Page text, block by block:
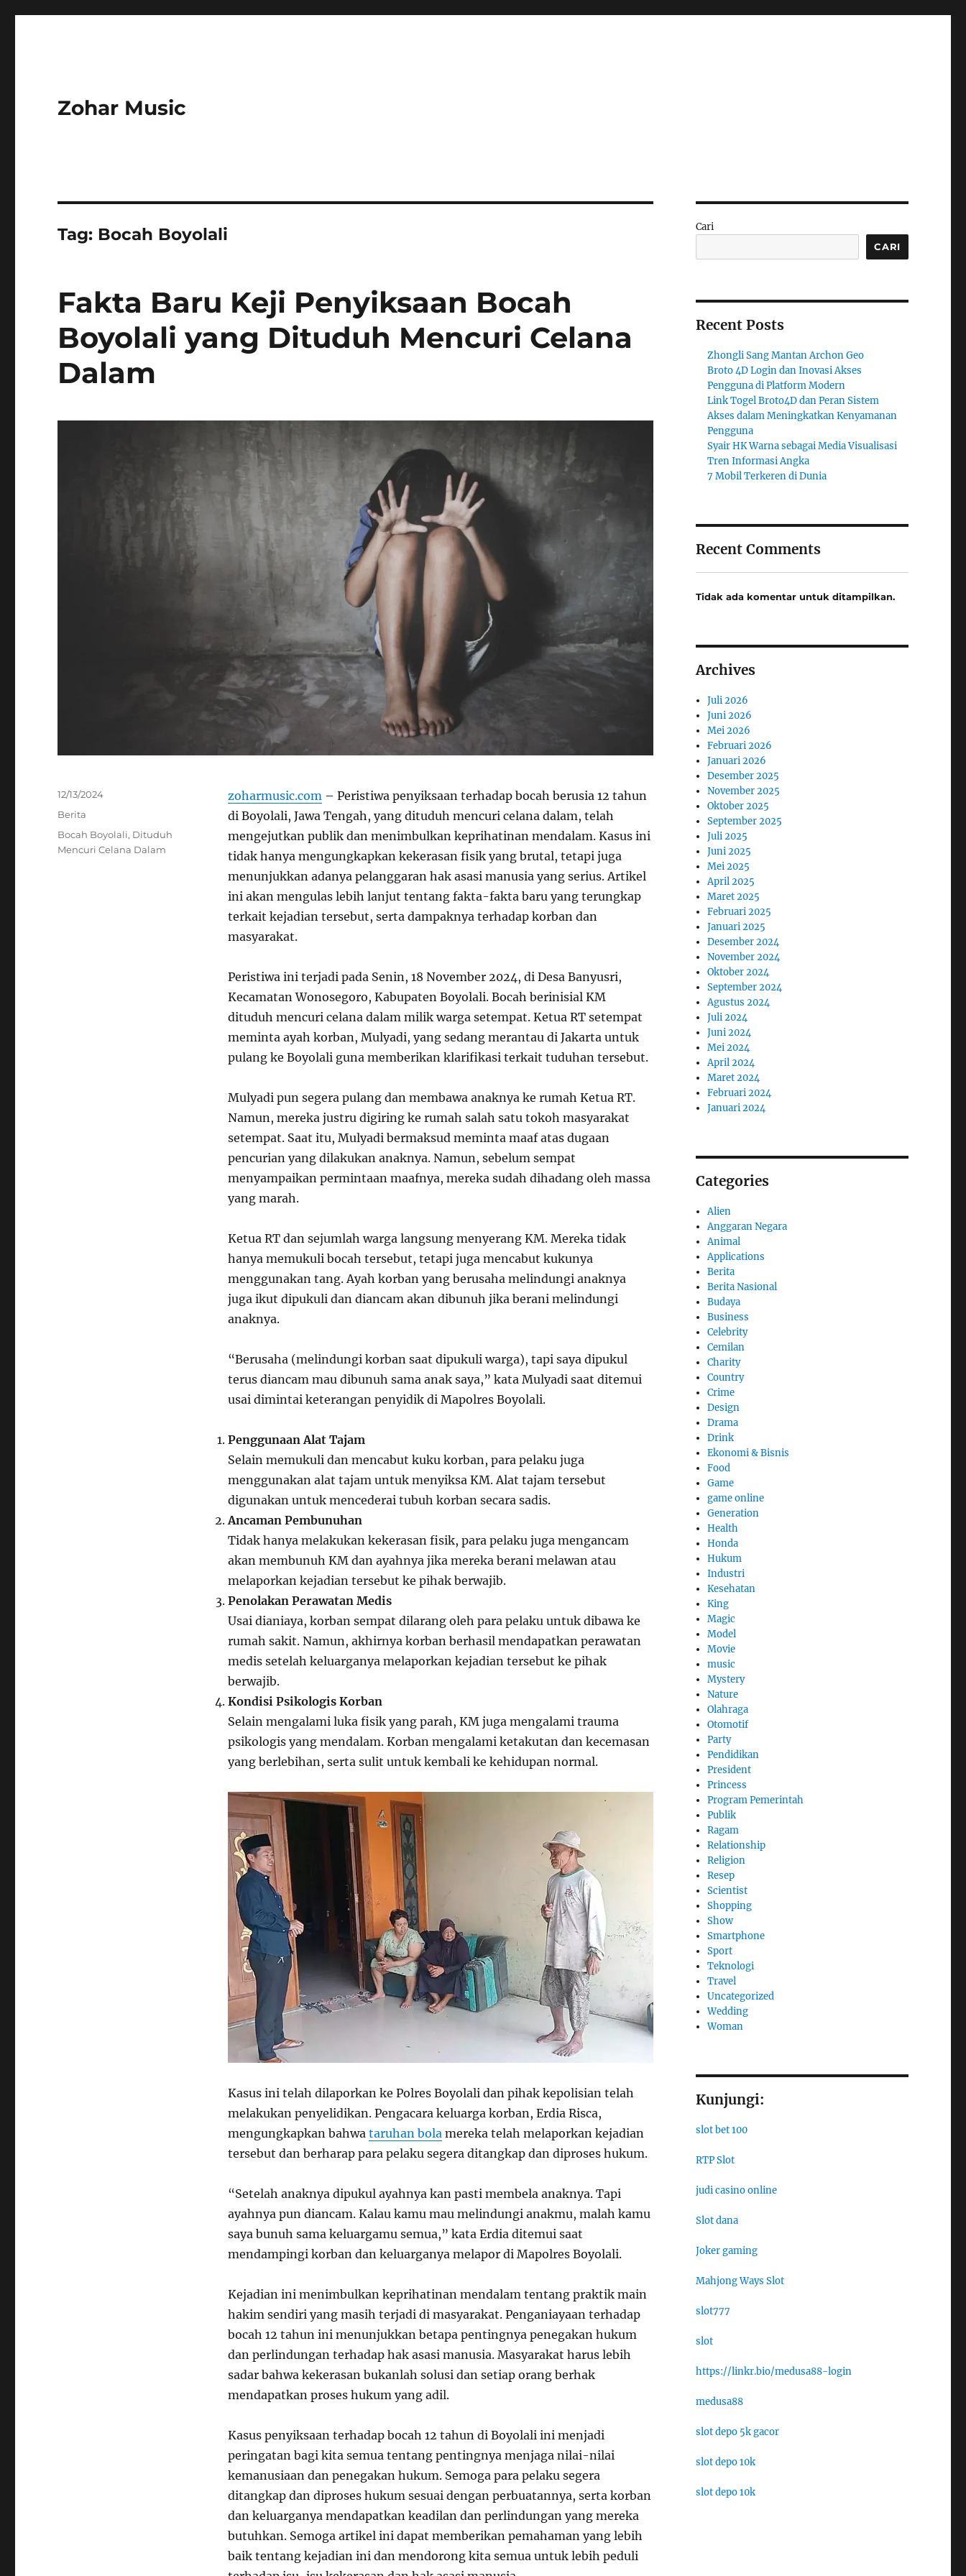
Zohar Music
Tag: Bocah Boyolali
Fakta Baru Keji Penyiksaan Bocah
Boyolali yang Dituduh Mencuri Celana
Dalam
zoharmusic.com– Peristiwa penyiksaan terhadap bocah berusia 12 tahun
di Boyolali, Jawa Tengah, yang dituduh mencuri celana dalam, telah
mengejutkan publik dan menimbulkan keprihatinan mendalam. Kasus ini
tidak hanya mengungkapkan kekerasan fisik yang brutal, tetapi juga
menunjukkan adanya pelanggaran hak asasi manusia yang serius. Artikel
ini akan mengulas lebih lanjut tentang fakta-fakta baru yang terungkap
terkait kejadian tersebut, serta dampaknya terhadap korban dan
masyarakat.
Peristiwa ini terjadi pada Senin, 18 November 2024, di Desa Banyusri,
Kecamatan Wonosegoro, Kabupaten Boyolali. Bocah berinisial KM
dituduh mencuri celana dalam milik warga setempat. Ketua RT setempat
meminta ayah korban, Mulyadi, yang sedang merantau di Jakarta untuk
pulang ke Boyolali guna memberikan klarifikasi terkait tuduhan tersebut.
Mulyadi pun segera pulang dan membawa anaknya ke rumah Ketua RT.
Namun, mereka justru digiring ke rumah salah satu tokoh masyarakat
setempat. Saat itu, Mulyadi bermaksud meminta maaf atas dugaan
pencurian yang dilakukan anaknya. Namun, sebelum sempat
menyampaikan permintaan maafnya, mereka sudah dihadang oleh massa
yang marah.
Ketua RT dan sejumlah warga langsung menyerang KM. Mereka tidak
hanya memukuli bocah tersebut, tetapi juga mencabut kukunya
menggunakan tang. Ayah korban yang berusaha melindungi anaknya
juga ikut dipukuli dan diancam akan dibunuh jika berani melindungi
anaknya.
“Berusaha (melindungi korban saat dipukuli warga), tapi saya dipukul
terus diancam mau dibunuh sama anak saya,” kata Mulyadi saat ditemui
usai dimintai keterangan penyidik di Mapolres Boyolali.
Penggunaan Alat Tajam
Selain memukuli dan mencabut kuku korban, para pelaku juga
menggunakan alat tajam untuk menyiksa KM. Alat tajam tersebut
digunakan untuk mencederai tubuh korban secara sadis.
Ancaman Pembunuhan
Tidak hanya melakukan kekerasan fisik, para pelaku juga mengancam
akan membunuh KM dan ayahnya jika mereka berani melawan atau
melaporkan kejadian tersebut ke pihak berwajib.
Penolakan Perawatan Medis
Usai dianiaya, korban sempat dilarang oleh para pelaku untuk dibawa ke
rumah sakit. Namun, akhirnya korban berhasil mendapatkan perawatan
medis setelah keluarganya melaporkan kejadian tersebut ke pihak
berwajib.
Kondisi Psikologis Korban
Selain mengalami luka fisik yang parah, KM juga mengalami trauma
psikologis yang mendalam. Korban mengalami ketakutan dan kecemasan
yang berlebihan, serta sulit untuk kembali ke kehidupan normal.
Kasus ini telah dilaporkan ke Polres Boyolali dan pihak kepolisian telah
melakukan penyelidikan. Pengacara keluarga korban, Erdia Risca,
mengungkapkan bahwa taruhan bolamereka telah melaporkan kejadian
tersebut dan berharap para pelaku segera ditangkap dan diproses hukum.
“Setelah anaknya dipukul ayahnya kan pasti membela anaknya. Tapi
ayahnya pun diancam. Kalau kamu mau melindungi anakmu, malah kamu
saya bunuh sama keluargamu semua,” kata Erdia ditemui saat
mendampingi korban dan keluarganya melapor di Mapolres Boyolali.
Kejadian ini menimbulkan keprihatinan mendalam tentang praktik main
hakim sendiri yang masih terjadi di masyarakat. Penganiayaan terhadap
bocah 12 tahun ini menunjukkan betapa pentingnya penegakan hukum
dan perlindungan terhadap hak asasi manusia. Masyarakat harus lebih
sadar bahwa kekerasan bukanlah solusi dan setiap orang berhak
mendapatkan proses hukum yang adil.
Kasus penyiksaan terhadap bocah 12 tahun di Boyolali ini menjadi
peringatan bagi kita semua tentang pentingnya menjaga nilai-nilai
kemanusiaan dan penegakan hukum. Semoga para pelaku segera
ditangkap dan diproses hukum sesuai dengan perbuatannya, serta korban
dan keluarganya mendapatkan keadilan dan perlindungan yang mereka
butuhkan. Semoga artikel ini dapat memberikan pemahaman yang lebih
baik tentang kejadian ini dan mendorong kita semua untuk lebih peduli
Posted
12/13/2024
Categories
Berita
Tags
Bocah Boyolali, Dituduh
Mencuri Celana Dalam
Cari
CARI
Recent Posts
Zhongli Sang Mantan Archon Geo
Broto 4D Login dan Inovasi Akses
Pengguna di Platform Modern
Link Togel Broto4D dan Peran Sistem
Akses dalam Meningkatkan Kenyamanan
Pengguna
Syair HK Warna sebagai Media Visualisasi
Tren Informasi Angka
7 Mobil Terkeren di Dunia
Recent Comments
Tidak ada komentar untuk ditampilkan.
Archives
Juli 2026
Juni 2026
Mei 2026
Februari 2026
Januari 2026
Desember 2025
November 2025
Oktober 2025
September 2025
Juli 2025
Juni 2025
Mei 2025
April 2025
Maret 2025
Februari 2025
Januari 2025
Desember 2024
November 2024
Oktober 2024
September 2024
Agustus 2024
Juli 2024
Juni 2024
Mei 2024
April 2024
Maret 2024
Februari 2024
Januari 2024
Categories
Alien
Anggaran Negara
Animal
Applications
Berita
Berita Nasional
Budaya
Business
Celebrity
Cemilan
Charity
Country
Crime
Design
Drama
Drink
Ekonomi & Bisnis
Food
Game
game online
Generation
Health
Honda
Hukum
Industri
Kesehatan
King
Magic
Model
Movie
music
Mystery
Nature
Olahraga
Otomotif
Party
Pendidikan
President
Princess
Program Pemerintah
Publik
Ragam
Relationship
Religion
Resep
Scientist
Shopping
Show
Smartphone
Sport
Teknologi
Travel
Uncategorized
Wedding
Woman
Kunjungi:
slot bet 100
RTP Slot
judi casino online
Slot dana
Joker gaming
Mahjong Ways Slot
slot777
slot
https://linkr.bio/medusa88-login
medusa88
slot depo 5k gacor
slot depo 10k
slot depo 10k